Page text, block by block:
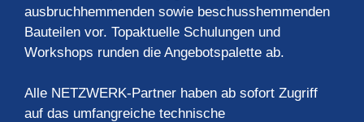
ausbruchhemmenden sowie beschusshemmenden
Bauteilen vor. Topaktuelle Schulungen und
Workshops runden die Angebotspalette ab.
Alle NETZWERK-Partner haben ab sofort Zugriff
auf das umfangreiche technische